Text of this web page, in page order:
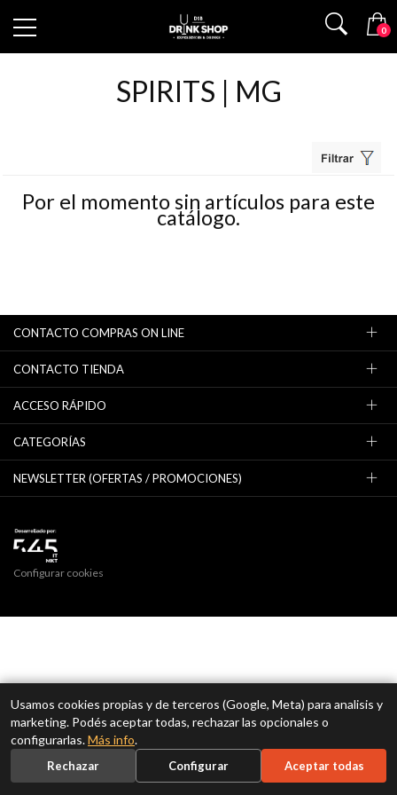
0
SPIRITS | MG
Por el momento sin artículos para este
catálogo.
CONTACTO COMPRAS ON LINE
CONTACTO TIENDA
ACCESO RÁPIDO
CATEGORÍAS
NEWSLETTER (OFERTAS / PROMOCIONES)
Configurar cookies
Usamos cookies propias y de terceros (Google, Meta) para analisis y
marketing. Podés aceptar todas, rechazar las opcionales o
configurarlas.Más info.
Rechazar Configurar Aceptar todas